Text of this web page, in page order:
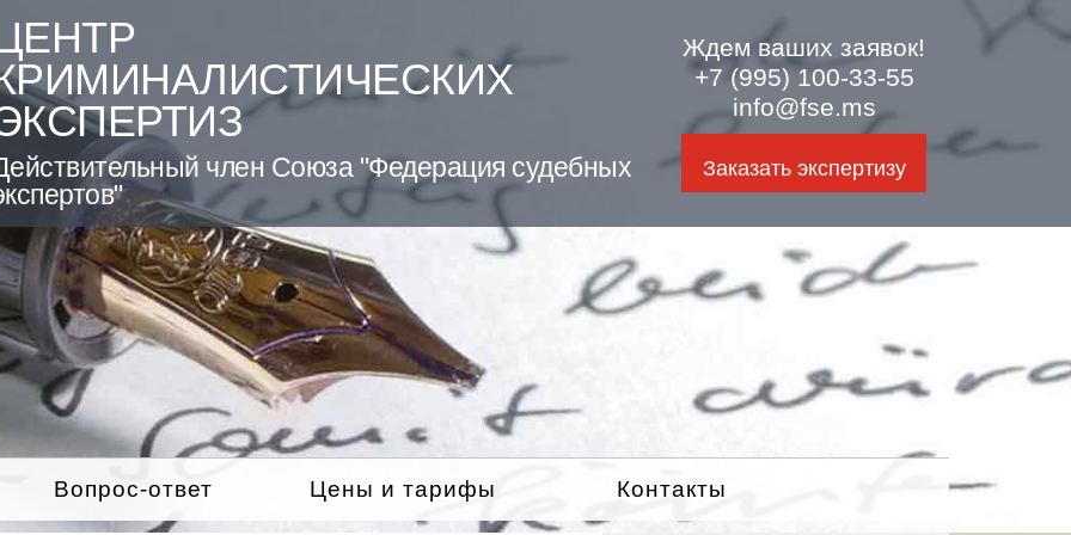
член Союза "Федерация судебных
Ждем ваших заявок!
+7 (995) 100-33-55
info@fse.ms
Заказать экспертизу
Вопрос-ответ Цены и тарифы Контакты